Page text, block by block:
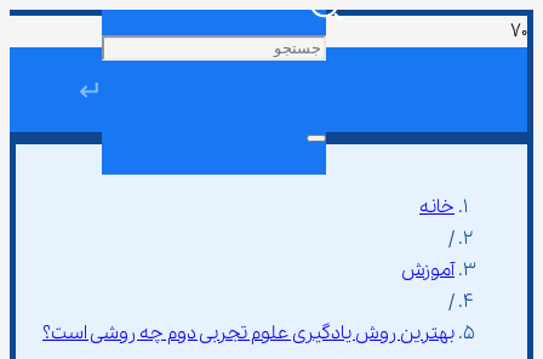
↵
خانه
/
آموزش
/
بهترین روش یادگیری علوم تجربی دوم چه روشی است؟